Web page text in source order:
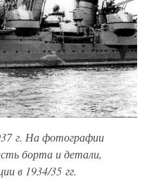
г. На фотографии
борта и детали,
в 1934/35 гг.